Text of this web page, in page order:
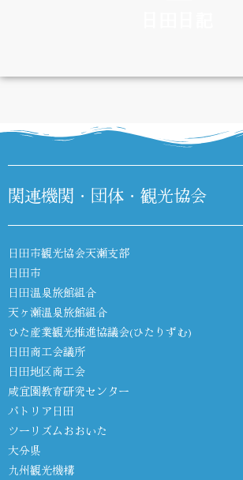
関連機関・団体・観光協会
日田市観光協会天瀬支部
日田市
日田温泉旅館組合
天ヶ瀬温泉旅館組合
ひた産業観光推進協議会(ひたりずむ)
日田商工会議所
日田地区商工会
咸宜園教育研究センター
パトリア日田
ツーリズムおおいた
大分県
九州観光機構